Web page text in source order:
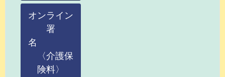
オンライン
署
名
〈介護保
険料〉